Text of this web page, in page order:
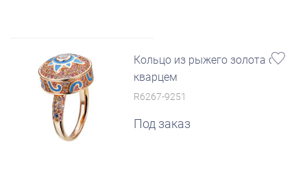
Кольцо из рыжего золота с
кварцем
R6267-9251
Под заказ